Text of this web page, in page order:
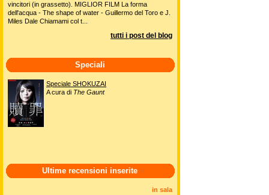
vincitori (in grassetto). MIGLIOR FILM La forma
dell'acqua - The shape of water - Guillermo del Toro e J.
Miles Dale Chiamami col t...
tutti i post del blog
Speciali
Speciale SHOKUZAI
A cura di The Gaunt
Ultime recensioni inserite
in sala